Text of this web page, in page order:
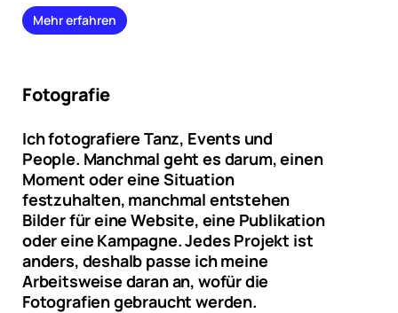
Mehr erfahren
Fotografie
Ich fotografiere Tanz, Events und
People. Manchmal geht es darum, einen
Moment oder eine Situation
festzuhalten, manchmal entstehen
Bilder für eine Website, eine Publikation
oder eine Kampagne. Jedes Projekt ist
anders, deshalb passe ich meine
Arbeitsweise daran an, wofür die
Fotografien gebraucht werden.